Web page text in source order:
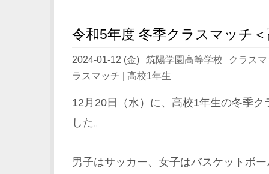
令和5年度 冬季クラスマッチ
2024-01-12 (金) 筑陽学園高等学校
クラス
ラスマッチ
高校1年生
12月20日（水）に、高校1年生の冬季
した。
男子はサッカー、女子はバスケットボ